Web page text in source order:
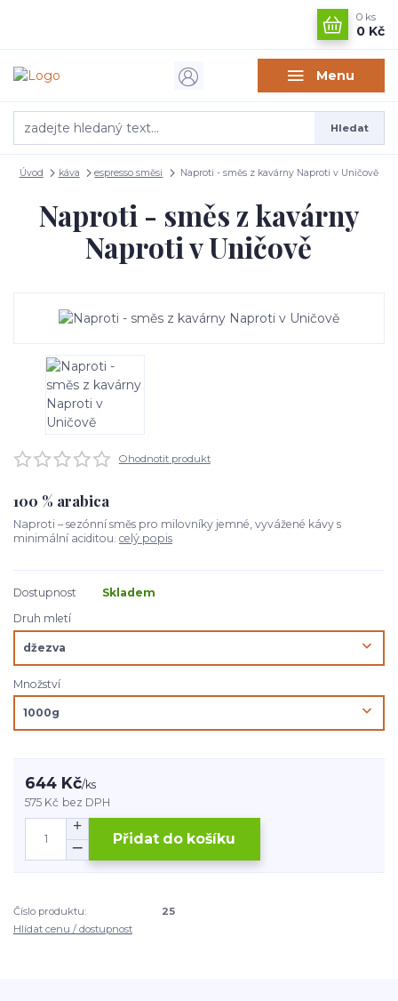
Menu
Hledat
0 ks
0 Kč
Úvod káva espresso směsi Naproti - směs z kavárny Naproti v Uničově
Naproti - směs z kavárny
Naproti v Uničově
Ohodnotit produkt
100 % arabica
Naproti – sezónní směs pro milovníky jemné, vyvážené kávy s
minimální aciditou. celý popis
Dostupnost
Skladem
Druh mletí
Množství
644 Kč/ks
575 Kč bez DPH
Přidat do košíku
Číslo produktu:
25
Hlídat cenu / dostupnost